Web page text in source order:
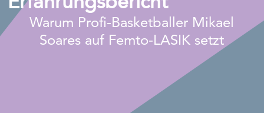
Warum Profi-Basketballer Mikael
Soares auf Femto-LASIK setzt